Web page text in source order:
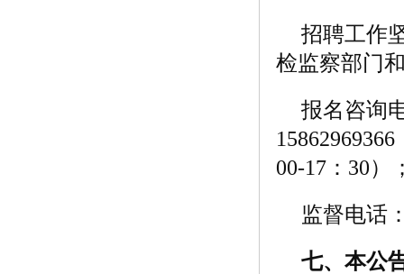
招聘工作
检监察部门
报名咨询
00-17：30）
监督电话
七、 本公